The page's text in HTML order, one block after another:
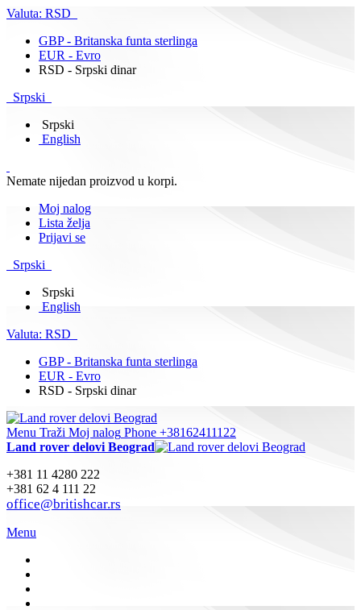
Valuta: RSD
GBP - Britanska funta sterlinga
EUR - Evro
RSD - Srpski dinar
Srpski
Srpski
English
Nemate nijedan proizvod u korpi.
Moj nalog
Lista želja
Prijavi se
Srpski
Srpski
English
Valuta: RSD
GBP - Britanska funta sterlinga
EUR - Evro
RSD - Srpski dinar
Menu Traži Moj nalog Phone +38162411122
Land rover delovi Beograd
+381 11 4280 222
+381 62 4 111 22
office@britishcar.rs
Menu